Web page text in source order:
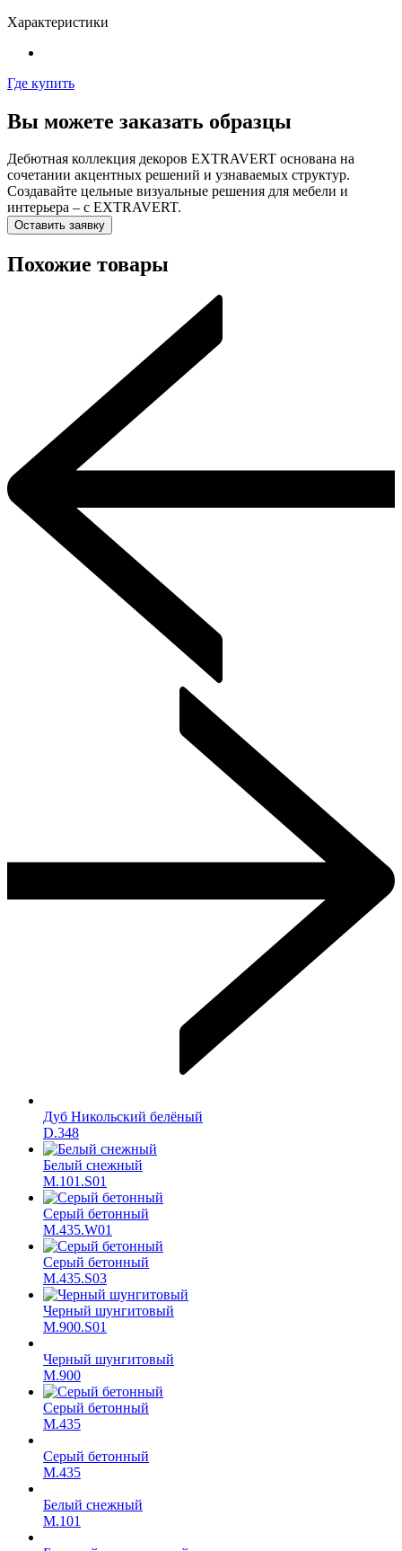
Характеристики
Где купить
Вы можете заказать образцы
Дебютная коллекция декоров EXTRAVERT основана на
сочетании акцентных решений и узнаваемых структур.
Создавайте цельные визуальные решения для мебели и
интерьера – с EXTRAVERT.
Оставить заявку
Похожие товары
Дуб Никольский белёный
D.348
Белый снежный
M.101.S01
Серый бетонный
M.435.W01
Серый бетонный
M.435.S03
Черный шунгитовый
M.900.S01
Черный шунгитовый
M.900
Серый бетонный
М.435
Серый бетонный
М.435
Белый снежный
M.101